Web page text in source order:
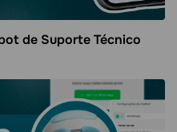
de Suporte Técnico